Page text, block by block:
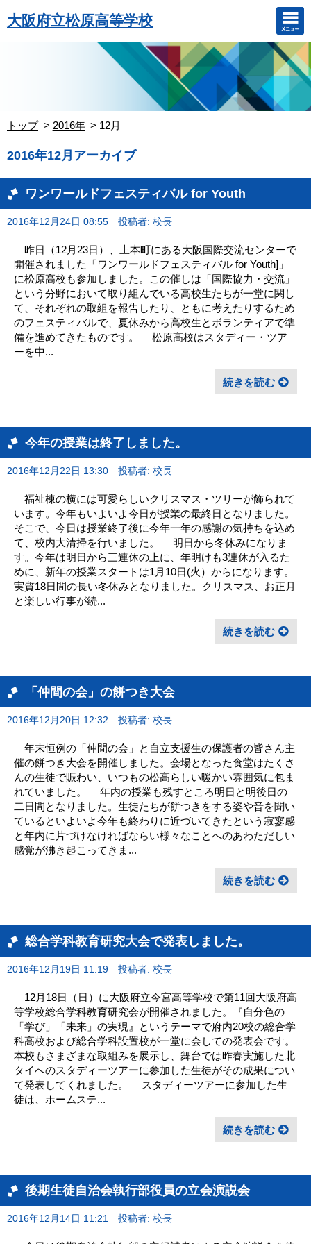
大阪府立松原高等学校
トップ 2016年 12月
2016年12月アーカイブ
ワンワールドフェスティバル for Youth
2016年12月24日 08:55 投稿者: 校長
昨日（12月23日）、上本町にある大阪国際交流センターで
開催されました「ワンワールドフェスティバル for Youth]」
に松原高校も参加しました。この催しは「国際協力・交流」
という分野において取り組んでいる高校生たちが一堂に関し
て、それぞれの取組を報告したり、ともに考えたりするため
のフェスティバルで、夏休みから高校生とボランティアで準
備を進めてきたものです。 松原高校はスタディー・ツア
ーを中...
続きを読む
今年の授業は終了しました。
2016年12月22日 13:30 投稿者: 校長
福祉棟の横には可愛らしいクリスマス・ツリーが飾られて
います。今年もいよいよ今日が授業の最終日となりました。
そこで、今日は授業終了後に今年一年の感謝の気持ちを込め
て、校内大清掃を行いました。 明日から冬休みになりま
す。今年は明日から三連休の上に、年明けも3連休が入るた
めに、新年の授業スタートは1月10日(火）からになります。
実質18日間の長い冬休みとなりました。クリスマス、お正月
と楽しい行事が続...
続きを読む
「仲間の会」の餅つき大会
2016年12月20日 12:32 投稿者: 校長
年末恒例の「仲間の会」と自立支援生の保護者の皆さん主
催の餅つき大会を開催しました。会場となった食堂はたくさ
んの生徒で賑わい、いつもの松高らしい暖かい雰囲気に包ま
れていました。 年内の授業も残すところ明日と明後日の
二日間となりました。生徒たちが餅つきをする姿や音を聞い
ているといよいよ今年も終わりに近づいてきたという寂寥感
と年内に片づけなければならい様々なことへのあわただしい
感覚が沸き起こってきま...
続きを読む
総合学科教育研究大会で発表しました。
2016年12月19日 11:19 投稿者: 校長
12月18日（日）に大阪府立今宮高等学校で第11回大阪府高
等学校総合学科教育研究会が開催されました。『自分色の
「学び」「未来」の実現』というテーマで府内20校の総合学
科高校および総合学科設置校が一堂に会しての発表会です。
本校もさまざまな取組みを展示し、舞台では昨春実施した北
タイへのスタディーツアーに参加した生徒がその成果につい
て発表してくれました。 スタディーツアーに参加した生
徒は、ホームステ...
続きを読む
後期生徒自治会執行部役員の立会演説会
2016年12月14日 11:21 投稿者: 校長